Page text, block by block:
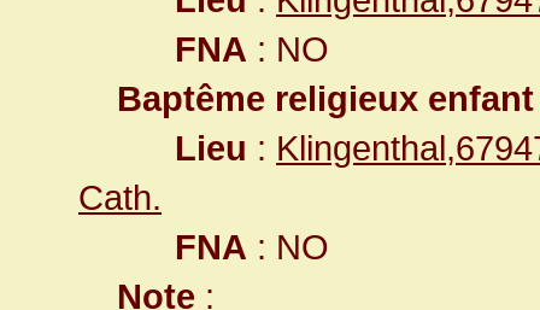
FNA : NO
Baptême religieux enfant
Lieu :
Cath.
FNA : NO
Note :